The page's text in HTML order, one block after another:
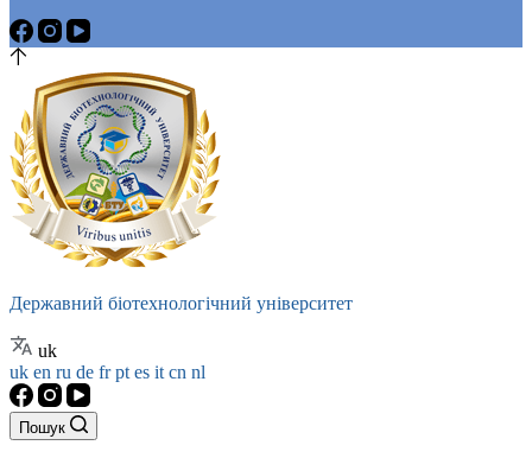
Державний біотехнологічний університет
uk
uk en ru de frpt es it cn nl
Пошук